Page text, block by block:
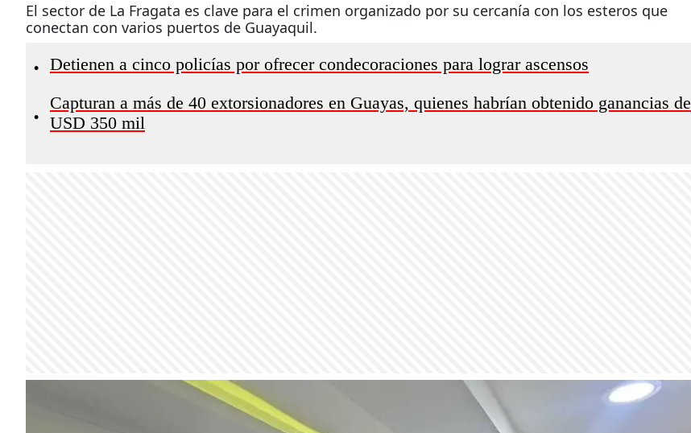
El sector de La Fragata es clave para el crimen organizado por su cercanía con los esteros que
conectan con varios puertos de Guayaquil.
• Detienen a cinco policías por ofrecer condecoraciones para lograr ascensos
•
Capturan a más de 40 extorsionadores en Guayas, quienes habrían obtenido ganancias de
USD 350 mil